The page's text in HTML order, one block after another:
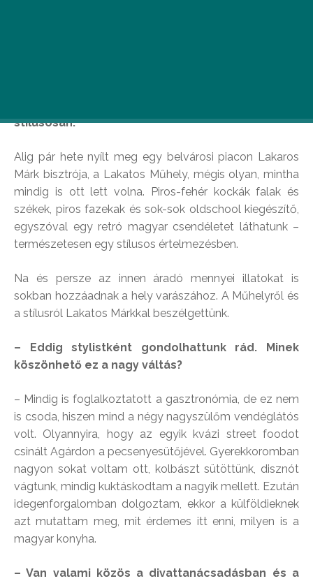
stílusosan.
Alig pár hete nyílt meg egy belvárosi piacon Lakaros
Márk bisztrója, a Lakatos Műhely, mégis olyan, mintha
mindig is ott lett volna. Piros-fehér kockák falak és
székek, piros fazekak és sok-sok oldschool kiegészítő,
egyszóval egy retró magyar csendéletet láthatunk –
természetesen egy stílusos értelmezésben.
Na és persze az innen áradó mennyei illatokat is
sokban hozzáadnak a hely varászához. A Műhelyről és
a stílusról Lakatos Márkkal beszélgettünk.
– Eddig stylistként gondolhattunk rád. Minek
köszönhető ez a nagy váltás?
– Mindig is foglalkoztatott a gasztronómia, de ez nem
is csoda, hiszen mind a négy nagyszülőm vendéglátós
volt. Olyannyira, hogy az egyik kvázi street foodot
csinált Agárdon a pecsenyesütőjével. Gyerekkoromban
nagyon sokat voltam ott, kolbászt sütöttünk, disznót
vágtunk, mindig kuktáskodtam a nagyik mellett. Ezután
idegenforgalomban dolgoztam, ekkor a külföldieknek
azt mutattam meg, mit érdemes itt enni, milyen is a
magyar konyha.
– Van valami közös a divattanácsadásban és a